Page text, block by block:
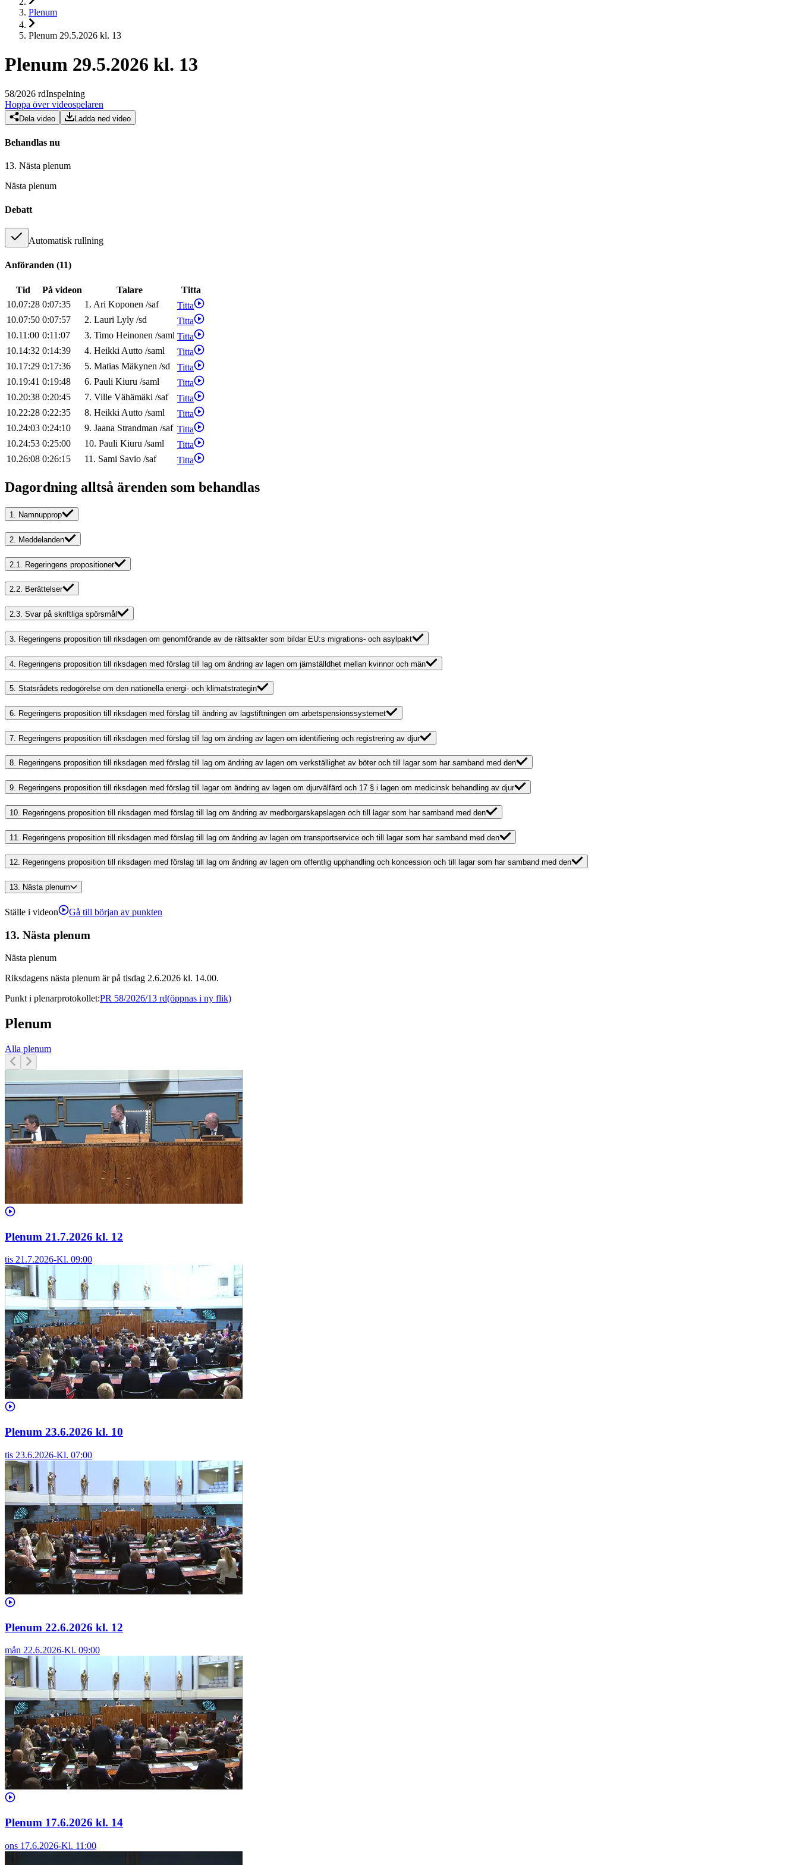
Plenum
Plenum 29.5.2026 kl. 13
Plenum 29.5.2026 kl. 13
58/2026 rdInspelning
Hoppa över videospelaren
Dela video Ladda ned video
Behandlas nu
13. Nästa plenum
Nästa plenum
Debatt
Automatisk rullning
Anföranden (11)
Tid På videon Talare
Titta
10.07:28 0:07:35 1. Ari Koponen /saf
Titta
10.07:50 0:07:57 2. Lauri Lyly /sd
Titta
10.11:00 0:11:07 3. Timo Heinonen /saml Titta
10.14:32 0:14:39 4. HeikkiAutto /saml
Titta
10.17:29 0:17:36 5. Matias Mäkynen /sd
Titta
10.19:41 0:19:48 6. Pauli Kiuru /saml
Titta
10.20:38 0:20:45 7. Ville Vähämäki /saf
Titta
10.22:28 0:22:35 8. HeikkiAutto /saml
Titta
10.24:03 0:24:10 9. Jaana Strandman /saf Titta
10.24:53 0:25:00 10. Pauli Kiuru /saml
Titta
10.26:08 0:26:15 11. Sami Savio /saf Titta
Dagordning alltså ärenden som behandlas
1. Namnupprop
2. Meddelanden
2.1. Regeringens propositioner
2.2. Berättelser
2.3. Svar på skriftliga spörsmål
3. Regeringens proposition till riksdagen om genomförande av de rättsakter som bildar EU:s migrations- och asylpakt
4. Regeringens proposition till riksdagen med förslag till lag om ändring av lagen om jämställdhet mellan kvinnor och män
5. Statsrådets redogörelse om den nationella energi- och klimatstrategin
6. Regeringens proposition till riksdagen med förslag till ändring av lagstiftningen om arbetspensionssystemet
7. Regeringens proposition till riksdagen med förslag till lag om ändring av lagen om identifiering och registrering av djur
8. Regeringens proposition till riksdagen med förslag till lag om ändring av lagen om verkställighet av böter och till lagar som har samband med den
9. Regeringens proposition till riksdagen med förslag till lagar om ändring av lagen om djurvälfärd och 17 § i lagen om medicinsk behandling av djur
10. Regeringens proposition till riksdagen med förslag till lag om ändring av medborgarskapslagen och till lagar som har samband med den
11. Regeringens proposition till riksdagen med förslag till lag om ändring av lagen om transportservice och till lagar som har samband med den
12. Regeringens proposition till riksdagen med förslag till lag om ändring av lagen om offentlig upphandling och koncession och till lagar som har samband med den
13. Nästa plenum
Ställe i videon Gå till början av punkten
13. Nästa plenum
Nästa plenum
Riksdagens nästa plenum är på tisdag 2.6.2026 kl. 14.00.
Punkt i plenarprotokollet:PR 58/2026/13 rd(öppnas i ny flik)
Plenum
Alla plenum
Plenum 21.7.2026 kl. 12
tis 21.7.2026-Kl. 09:00
Plenum 23.6.2026 kl. 10
tis 23.6.2026-Kl. 07:00
Plenum 22.6.2026 kl. 12
mån 22.6.2026-Kl. 09:00
Plenum 17.6.2026 kl. 14
ons 17.6.2026-Kl. 11:00